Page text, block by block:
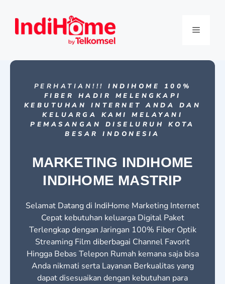
PERHATIAN!!!
INDIHOME 100%
FIBER HADIR MELENGKAPI
KEBUTUHAN INTERNET ANDA DAN
KELUARGA KAMI MELAYANI
PEMASANGAN DISELURUH KOTA
BESAR INDONESIA
MARKETING INDIHOME
INDIHOME MASTRIP
Selamat Datang di IndiHome Marketing Internet
Cepat kebutuhan keluarga Digital Paket
Terlengkap dengan Jaringan 100% Fiber Optik
Streaming Film diberbagai Channel Favorit
Hingga Bebas Telepon Rumah kemana saja bisa
Anda nikmati serta Layanan Berkualitas yang
dapat disesuaikan dengan kebutuhan para